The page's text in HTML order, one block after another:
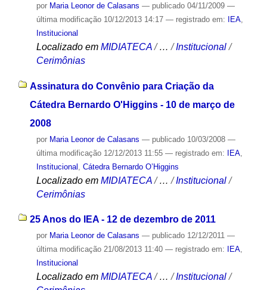
por Maria Leonor de Calasans — publicado04/11/2009 —
última modificação10/12/2013 14:17 — registrado em: IEA,
Institucional
Localizado em MIDIATECA /…/Institucional /
Cerimônias
Assinatura do Convênio para Criação da
Cátedra Bernardo O'Higgins - 10 de março de
2008
por Maria Leonor de Calasans — publicado10/03/2008 —
última modificação12/12/2013 11:55 — registrado em: IEA,
Institucional Cátedra Bernardo O’Higgins
Localizado em MIDIATECA /…/Institucional /
Cerimônias
25 Anos do IEA - 12 de dezembro de 2011
por Maria Leonor de Calasans — publicado12/12/2011 —
última modificação21/08/2013 11:40 — registrado em: IEA,
Institucional
Localizado em MIDIATECA /…/Institucional /